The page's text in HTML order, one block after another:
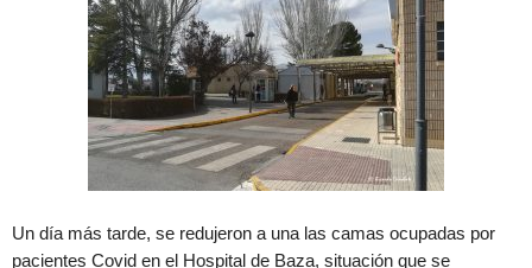
Un día más tarde, se redujeron a una las camas ocupadas por
pacientes Covid en el Hospital de Baza, situación que se